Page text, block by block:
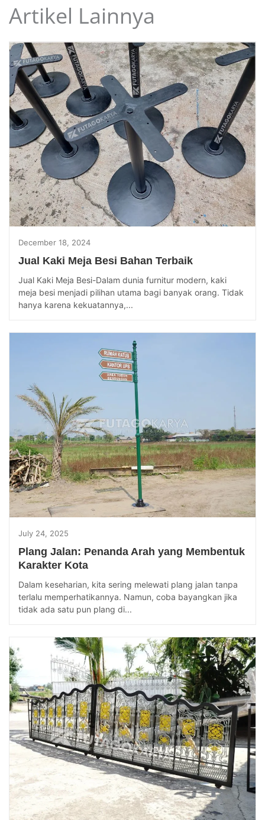
Artikel Lainnya
December 18, 2024
Jual Kaki Meja Besi Bahan Terbaik
Jual Kaki Meja Besi-Dalam dunia furnitur modern, kaki
meja besi menjadi pilihan utama bagi banyak orang. Tidak
hanya karena kekuatannya,...
July 24, 2025
Plang Jalan: Penanda Arah yang Membentuk
Karakter Kota
Dalam keseharian, kita sering melewati plang jalan tanpa
terlalu memperhatikannya. Namun, coba bayangkan jika
tidak ada satu pun plang di...